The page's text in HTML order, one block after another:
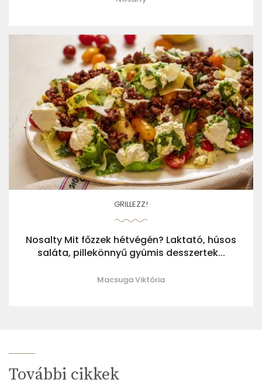
GRILLEZZ!
Nosalty Mit főzzek hétvégén? Laktató, húsos
saláta, pillekönnyű gyümis desszertek...
Macsuga Viktória
További cikkek